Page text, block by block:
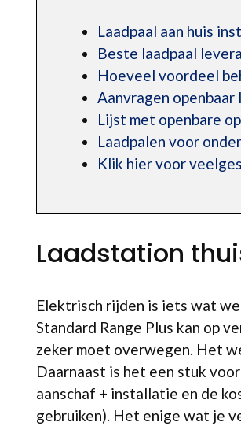
Laadpaal aan huis
Beste laadpaal
Hoeveel voordeel
Aanvragen
Lijst met openbare
Laadpalen voor
Klik hier voor
Laadstation
Elektrisch rijden is iets wat
Standard Range Plus kan op
zeker moet overwegen. Het
Daarnaast is het een stuk
aanschaf + installatie en de
gebruiken). Het enige wat je